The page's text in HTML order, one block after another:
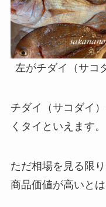
左がチダイ（
チダイ（サコダイ
くタイといえます。
ただ相場を見る限
商品価値が高いと